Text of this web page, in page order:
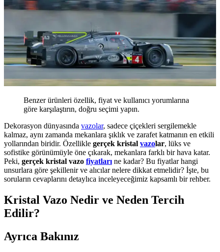
Benzer ürünleri özellik, fiyat ve kullanıcı yorumlarına
göre karşılaştırın, doğru seçimi yapın.
Dekorasyon dünyasında vazolar, sadece çiçekleri sergilemekle
kalmaz, aynı zamanda mekanlara şıklık ve zarafet katmanın en etkili
yollarından biridir. Özellikle gerçek kristal vazolar, lüks ve
sofistike görünümüyle öne çıkarak, mekanlara farklı bir hava katar.
Peki, gerçek kristal vazo fiyatları ne kadar? Bu fiyatlar hangi
unsurlara göre şekillenir ve alıcılar nelere dikkat etmelidir? İşte, bu
soruların cevaplarını detaylıca inceleyeceğimiz kapsamlı bir rehber.
Kristal Vazo Nedir ve Neden Tercih
Edilir?
Ayrıca Bakınız